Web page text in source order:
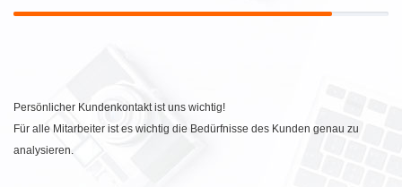
Persönlicher Kundenkontakt ist uns wichtig!
Für alle Mitarbeiter ist es wichtig die Bedürfnisse des Kunden genau zu
analysieren.